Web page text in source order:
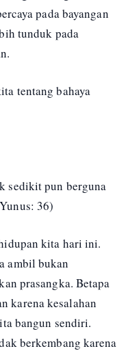
pada bayangan
tunduk pada
tentang bahaya
sedikit pun berguna
36)
kita hari ini.
ambil bukan
prasangka. Betapa
karena kesalahan
bangun sendiri.
berkembang karena